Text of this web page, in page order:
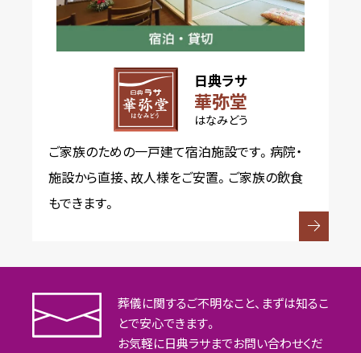
日典ラサ
華弥堂
はなみどう
ご家族のための一戸建て宿泊施設です。病院・
施設から直接、故人様をご安置。ご家族の飲食
もできます。
葬儀に関するご不明なこと、まずは知るこ
とで安心できます。
お気軽に日典ラサまでお問い合わせくだ